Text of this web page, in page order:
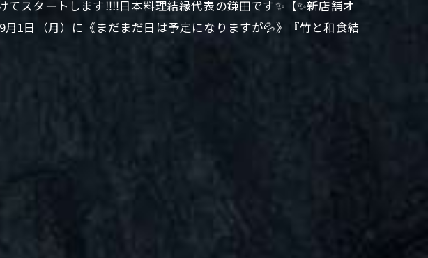
てスタートします‼️‼️日本料理結縁代表の鎌田です✨【✨新店舗オ
月1日（月）に《まだまだ日は予定になりますが💦》『竹と和食結